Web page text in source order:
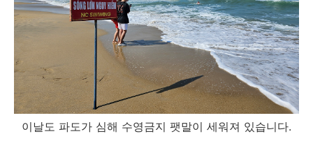
이날도 파도가 심해 수영금지 팻말이 세워져 있습니다.